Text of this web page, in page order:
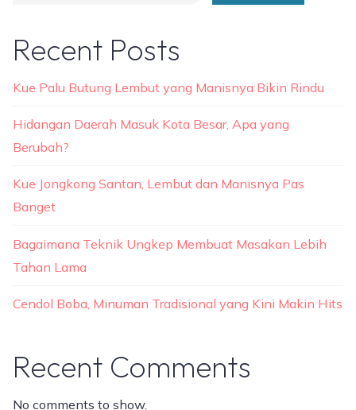
Recent Posts
Kue Palu Butung Lembut yang Manisnya Bikin Rindu
Hidangan Daerah Masuk Kota Besar, Apa yang
Berubah?
Kue Jongkong Santan, Lembut dan Manisnya Pas
Banget
Bagaimana Teknik Ungkep Membuat Masakan Lebih
Tahan Lama
Cendol Boba, Minuman Tradisional yang Kini Makin Hits
Recent Comments
No comments to show.